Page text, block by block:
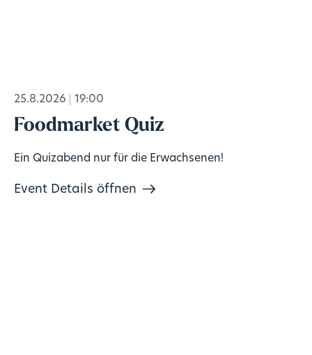
25.8.2026 19:00
Foodmarket Quiz
Ein Quizabend nur für die Erwachsenen!
Event Details öffnen